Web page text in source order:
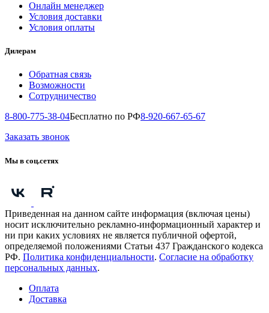
Онлайн менеджер
Условия доставки
Условия оплаты
Дилерам
Обратная связь
Возможности
Сотрудничество
8-800-775-38-04Бесплатно по РФ8-920-667-65-67
Заказать звонок
Мы в соц.сетях
Приведенная на данном сайте информация (включая цены)
носит исключительно рекламно-информационный характер и
ни при каких условиях не является публичной офертой,
определяемой положениями Статьи 437 Гражданского кодекса
РФ. Политика конфиденциальности. Согласие на обработку
персональных данных.
Оплата
Доставка